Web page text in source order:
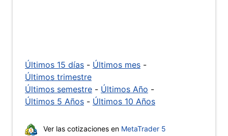
Últimos 15 días - Últimos mes -
Últimos trimestre
Últimos semestre - Últimos Año -
Últimos 5 Años - Últimos 10 Años
Ver las cotizaciones en MetaTrader 5